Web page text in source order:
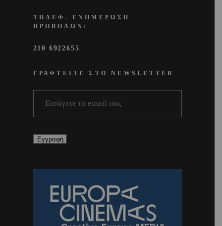
ΤΗΛΕΦ. ΕΝΗΜΕΡΩΣΗ
ΠΡΟΒΟΛΩΝ:
210 6922655
ΓΡΑΦΤΕΙΤΕ ΣΤΟ NEWSLETTER